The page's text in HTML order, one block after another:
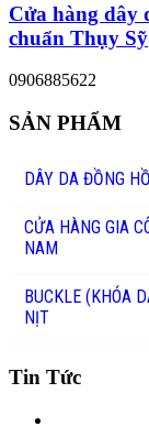
Cửa hàng dây
chuẩn Thụy Sỹ
0906885622
SẢN PHẨM
DÂY DA ĐỒNG HỒ
CỬA HÀNG GIA
NAM
BUCKLE (KHÓA
NỊT
Tin Tức